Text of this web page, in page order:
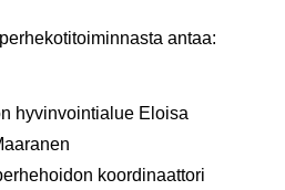
antaa:
hy­vin­voin­tia­lue Eloi­sa
koor­di­naat­to­ri